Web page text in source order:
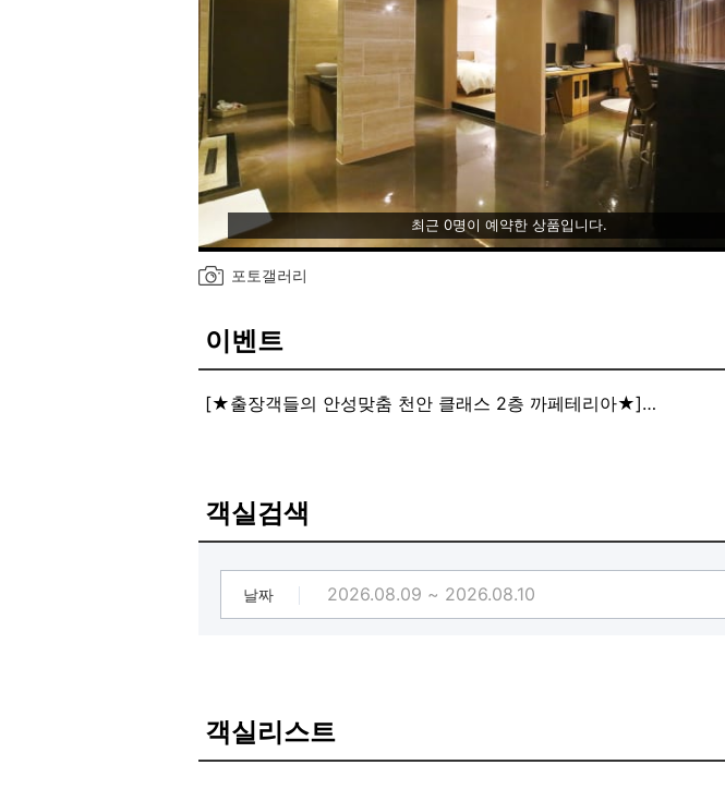
최근 0명이 예약한 상품입니다.
포토갤러리
이벤트
[★출장객들의 안성맞춤 천안 클래스 2층 까페테리아★]
제한시간, 이용 시간, 이용 요금 등자세한 문의는 전화 부탁드립니다.
[#파티룸]
객실검색
날짜
객실리스트